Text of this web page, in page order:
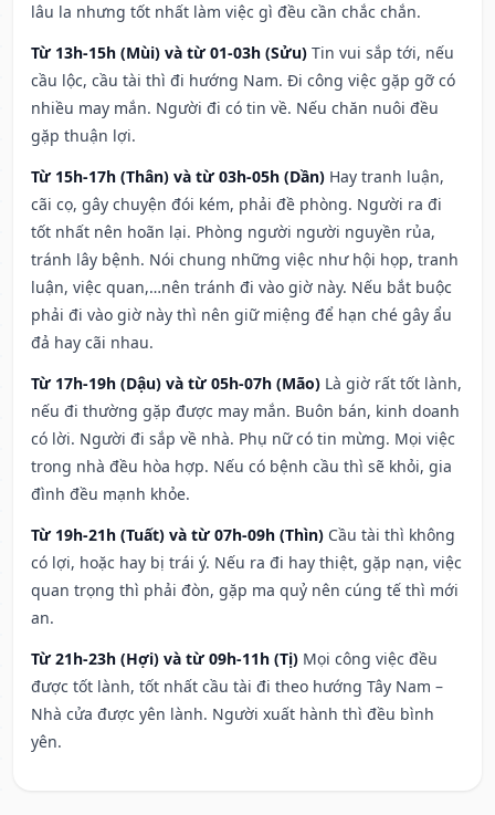
lâu la nhưng tốt nhất làm việc gì đều cần chắc chắn.
Từ 13h-15h (Mùi) và từ 01-03h (Sửu) Tin vui sắp tới, nếu
cầu lộc, cầu tài thì đi hướng Nam. Đi công việc gặp gỡ có
nhiều may mắn. Người đi có tin về. Nếu chăn nuôi đều
gặp thuận lợi.
Từ 15h-17h (Thân) và từ 03h-05h (Dần) Hay tranh luận,
cãi cọ, gây chuyện đói kém, phải đề phòng. Người ra đi
tốt nhất nên hoãn lại. Phòng người người nguyền rủa,
tránh lây bệnh. Nói chung những việc như hội họp, tranh
luận, việc quan,…nên tránh đi vào giờ này. Nếu bắt buộc
phải đi vào giờ này thì nên giữ miệng để hạn ché gây ẩu
đả hay cãi nhau.
Từ 17h-19h (Dậu) và từ 05h-07h (Mão) Là giờ rất tốt lành,
nếu đi thường gặp được may mắn. Buôn bán, kinh doanh
có lời. Người đi sắp về nhà. Phụ nữ có tin mừng. Mọi việc
trong nhà đều hòa hợp. Nếu có bệnh cầu thì sẽ khỏi, gia
đình đều mạnh khỏe.
Từ 19h-21h (Tuất) và từ 07h-09h (Thìn) Cầu tài thì không
có lợi, hoặc hay bị trái ý. Nếu ra đi hay thiệt, gặp nạn, việc
quan trọng thì phải đòn, gặp ma quỷ nên cúng tế thì mới
an.
Từ 21h-23h (Hợi) và từ 09h-11h (Tị) Mọi công việc đều
được tốt lành, tốt nhất cầu tài đi theo hướng Tây Nam –
Nhà cửa được yên lành. Người xuất hành thì đều bình
yên.